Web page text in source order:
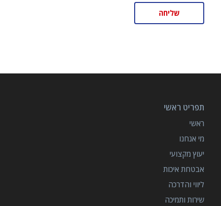
תפריט ראשי
ראשי
מי אנחנו
יעוץ מקצועי
אבטחת איכות
ליווי והדרכה
שירות ותמיכה